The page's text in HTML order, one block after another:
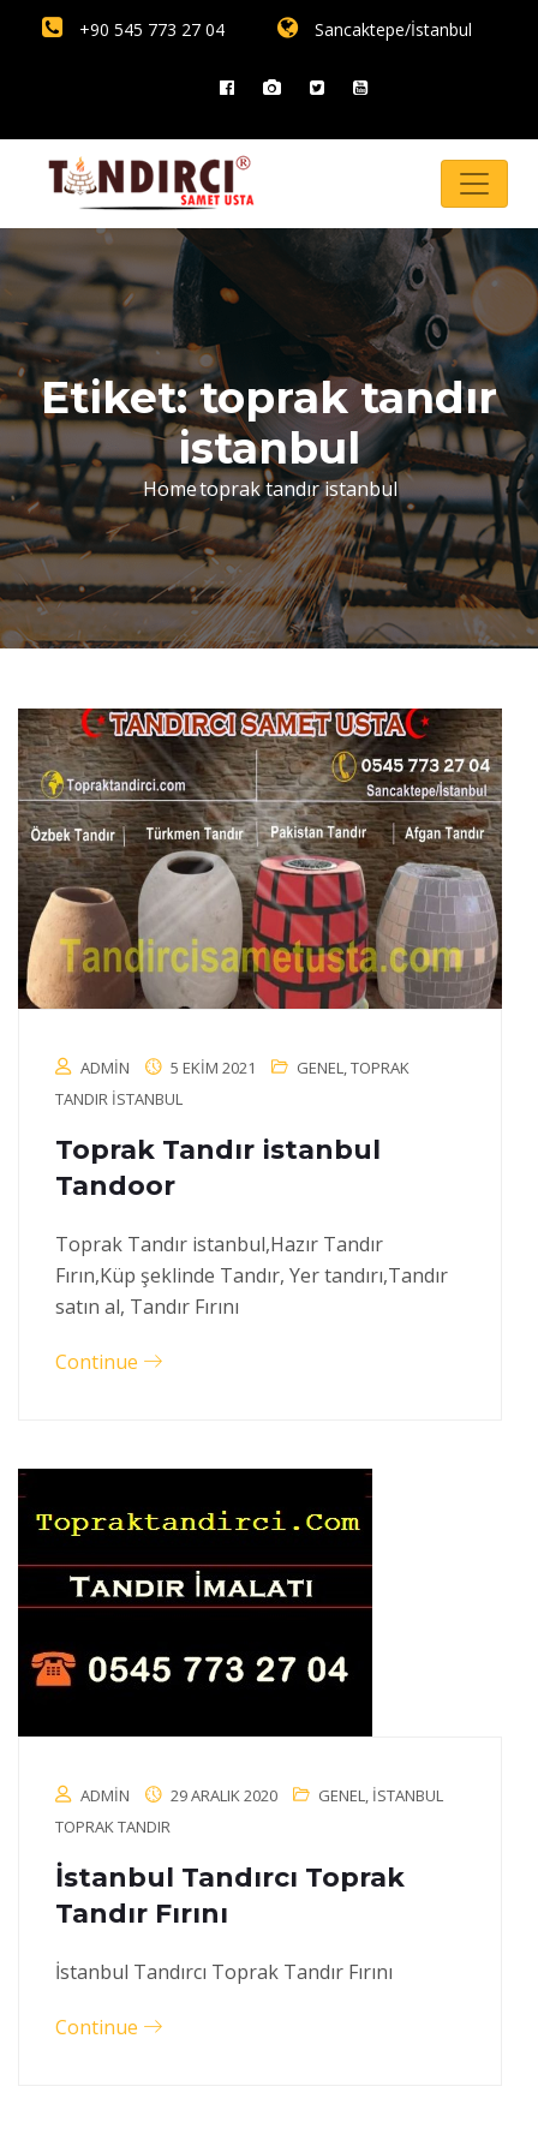
+90 545 773 27 04 Sancaktepe/İstanbul
Etiket:toprak tandır
istanbul
Hometoprak tandır istanbul
ADMIN 5 EKIM 2021 GENEL,TOPRAK
TANDIR ISTANBUL
Toprak Tandır istanbul
Tandoor
Toprak Tandır istanbul,Hazır Tandır
Fırın,Küp şeklinde Tandır, Yer tandırı,Tandır
satın al, Tandır Fırını
Continue
ADMIN 29 ARALIK 2020 GENEL, İSTANBUL
TOPRAK TANDIR
İstanbul Tandırcı Toprak
Tandır Fırını
İstanbul Tandırcı Toprak Tandır Fırını
Continue